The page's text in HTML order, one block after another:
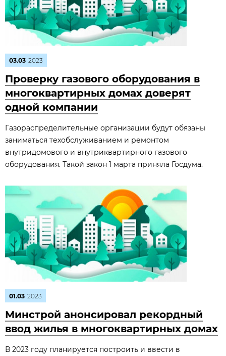
03.03 2023
Проверку газового оборудования в
многоквартирных домах доверят
одной компании
Газораспределительные организации будут обязаны
заниматься техобслуживанием и ремонтом
внутридомового и внутриквартирного газового
оборудования. Такой закон 1 марта приняла Госдума.
01.03 2023
Минстрой анонсировал рекордный
ввод жилья в многоквартирных домах
В 2023 году планируется построить и ввести в